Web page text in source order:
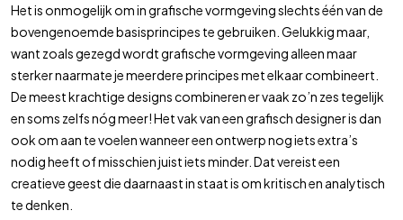
Het is onmogelijk om in grafische vormgeving slechts één van de
bovengenoemde basisprincipes te gebruiken. Gelukkig maar,
want zoals gezegd wordt grafische vormgeving alleen maar
sterker naarmate je meerdere principes met elkaar combineert.
De meest krachtige designs combineren er vaak zo’n zes tegelijk
en soms zelfs nóg meer! Het vak van een grafisch designer is dan
ook om aan te voelen wanneer een ontwerp nog iets extra’s
nodig heeft of misschien juist iets minder. Dat vereist een
creatieve geest die daarnaast in staat is om kritisch en analytisch
te denken.